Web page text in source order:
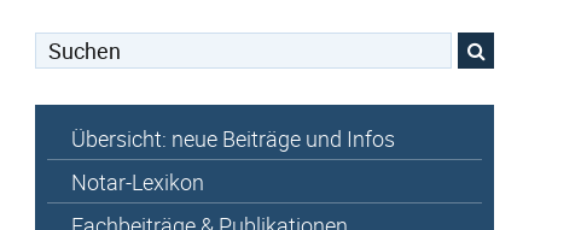
Suchen
Übersicht: neue Beiträge und Infos
Notar-Lexikon